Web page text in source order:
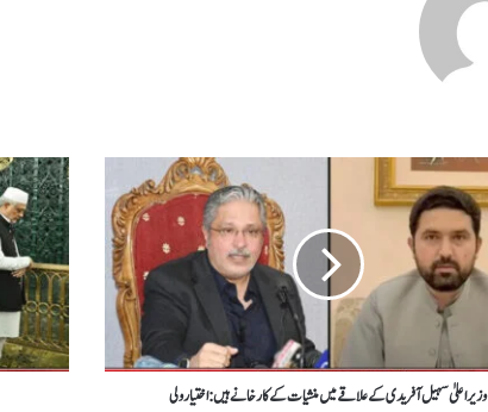
وزیر اعلیٰ سہیل آفریدی کے علاقے میں منشیات کے کارخانے ہیں : اختیار ولی